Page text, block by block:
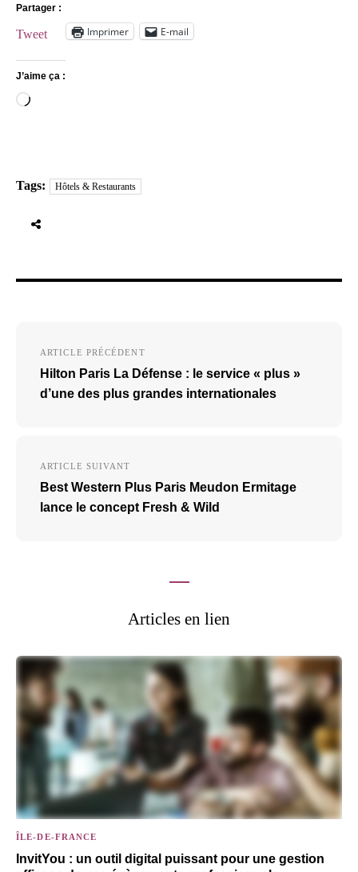
Partager :
Tweet Imprimer E-mail
J’aime ça :
Chargement…
Tags: Hôtels & Restaurants
l’article
ARTICLE PRÉCÉDENT
Hilton Paris La Défense : le service « plus »
d’une des plus grandes internationales
ARTICLE SUIVANT
Best Western Plus Paris Meudon Ermitage
lance le concept Fresh & Wild
Articles en lien
ÎLE-DE-FRANCE
InvitYou : un outil digital puissant pour une gestion